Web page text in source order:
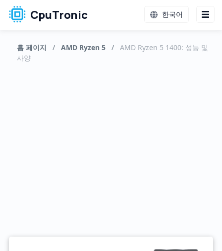
CpuTronic 한국어
홈 페이지 / AMD Ryzen 5 /
AMD Ryzen 5 1400: 성능 및
사양